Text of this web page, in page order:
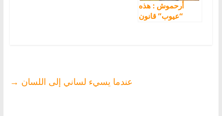
أرحموش : هذه
“عيوب” قانون
عندما يسيء لساني إلى اللسان →